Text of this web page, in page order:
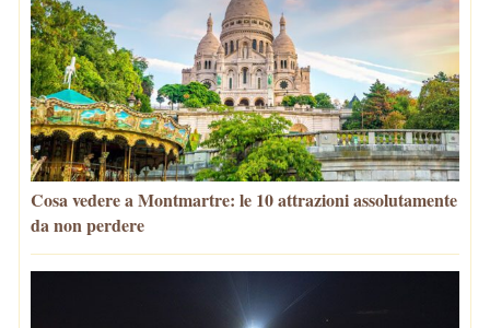
Cosa vedere a Montmartre: le 10 attrazioni assolutamente
da non perdere